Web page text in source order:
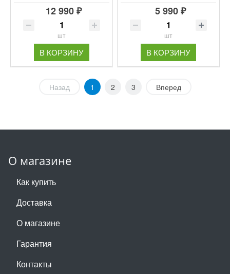
12 990 ₽
шт
В КОРЗИНУ
5 990 ₽
шт
В КОРЗИНУ
Назад 1 2 3 Вперед
О магазине
Как купить
Доставка
О магазине
Гарантия
Контакты